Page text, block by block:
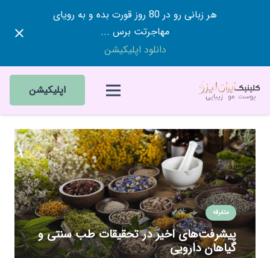
هر زبانی رو در 80 روز قورت بده و به رویای
مهاجرتت برس ...
دانلود اپلیکیشن
اپلیکیشن
متفرقه
پیشرفت‌های اخیر در تحقیقات طب سنتی و
گیاهان دارویی